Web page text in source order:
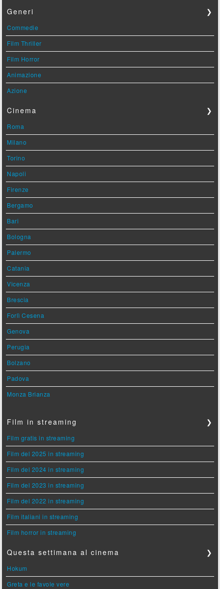
Generi ❯
Commedie
Film Thriller
Film Horror
Animazione
Azione
Cinema ❯
Roma
Milano
Torino
Napoli
Firenze
Bergamo
Bari
Bologna
Palermo
Catania
Vicenza
Brescia
Forlì Cesena
Genova
Perugia
Bolzano
Padova
Monza Brianza
Film in streaming ❯
Film gratis in streaming
Film del 2025 in streaming
Film del 2024 in streaming
Film del 2023 in streaming
Film del 2022 in streaming
Film italiani in streaming
Film horror in streaming
Questa settimana al cinema ❯
Hokum
Greta e le favole vere